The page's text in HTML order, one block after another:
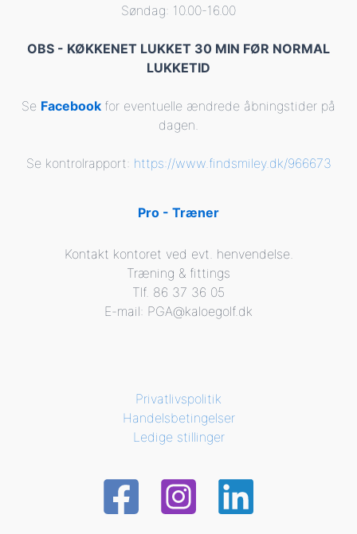
Søndag: 10.00-16.00
OBS - KØKKENET LUKKET 30 MIN FØR NORMAL
LUKKETID
Se Facebook for eventuelle ændrede åbningstider på
dagen.
Se kontrolrapport: https://www.findsmiley.dk/966673
Pro - Træner
Kontakt kontoret ved evt. henvendelse.
Træning & fittings
Tlf. 86 37 36 05
E-mail: PGA@kaloegolf.dk
Privatlivspolitik
Handelsbetingelser
Ledige stillinger